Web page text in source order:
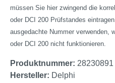
müssen Sie hier zwingend die
oder DCI 200 Prüfstandes
ausgedachte Nummer verwenden,
oder DCI 200 nicht funktionieren.
Produktnummer: 28230891
Hersteller: Delphi